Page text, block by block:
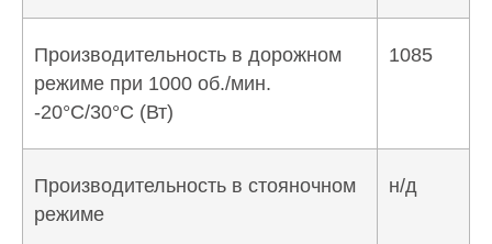
Производительность в дорожном
режиме при 1000 об./мин.
-20°C/30°C (Вт)
1085
Производительность в стояночном
режиме
н/д